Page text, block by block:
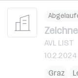
AVL LIST
10.2.2024
Graz